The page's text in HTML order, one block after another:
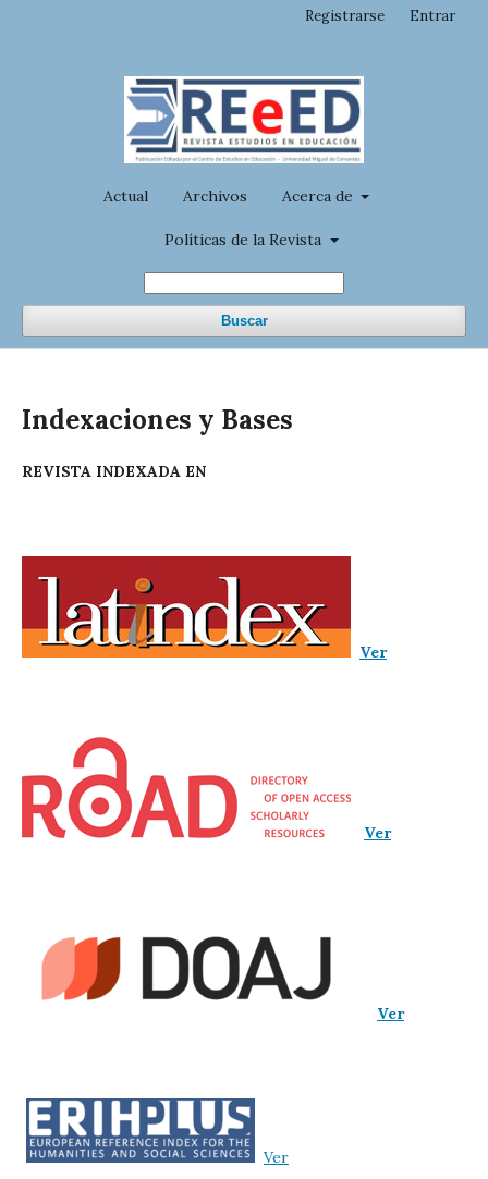
Actual Archivos Acerca de
Políticas de la Revista
Buscar
Registrarse Entrar
Indexaciones y Bases
REVISTA INDEXADA EN
Ver
Ver
Ver
Ver